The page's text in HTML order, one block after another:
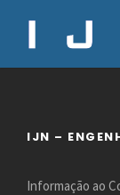
IJN –
Informação ao